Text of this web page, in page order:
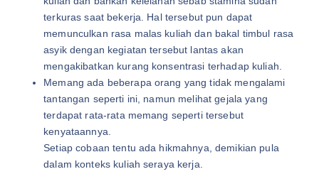
terkuras saat bekerja. Hal tersebut pun dapat
memunculkan rasa malas kuliah dan bakal timbul rasa
asyik dengan kegiatan tersebut lantas akan
mengakibatkan kurang konsentrasi terhadap kuliah.
Memang ada beberapa orang yang tidak mengalami
tantangan seperti ini, namun melihat gejala yang
terdapat rata-rata memang seperti tersebut
kenyataannya.
Setiap cobaan tentu ada hikmahnya, demikian pula
dalam konteks kuliah seraya kerja.